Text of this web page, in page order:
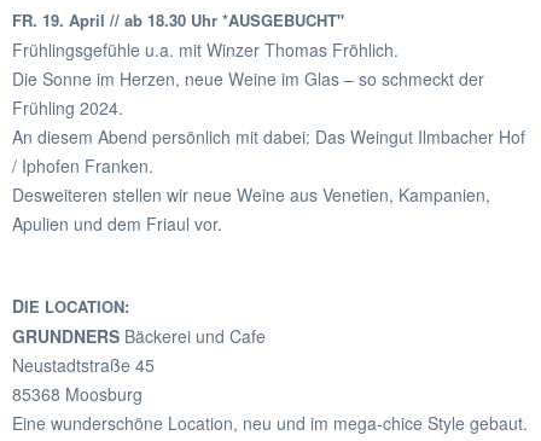
FR. 19. April // ab 18.30 Uhr *AUSGEBUCHT"
Frühlingsgefühle u.a. mit Winzer Thomas Fröhlich.
Die Sonne im Herzen, neue Weine im Glas – so schmeckt der
Frühling 2024.
An diesem Abend persönlich mit dabei: Das Weingut Ilmbacher Hof
/ Iphofen Franken.
Desweiteren stellen wir neue Weine aus Venetien, Kampanien,
Apulien und dem Friaul vor.
DIE LOCATION:
GRUNDNERS Bäckerei und Cafe
Neustadtstraße 45
85368 Moosburg
Eine wunderschöne Location, neu und im mega-chice Style gebaut.